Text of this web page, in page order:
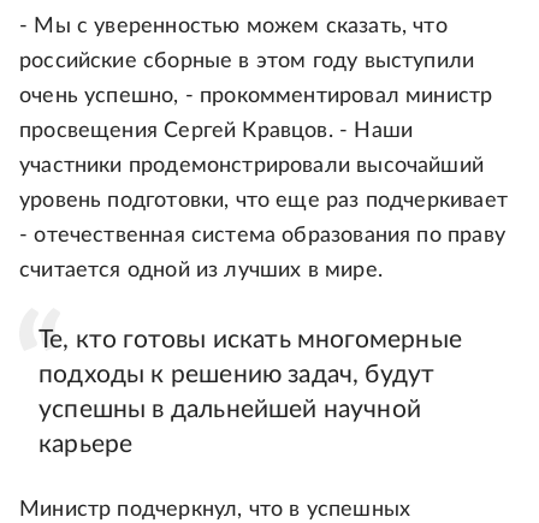
- Мы с уверенностью можем сказать, что
российские сборные в этом году выступили
очень успешно, - прокомментировал министр
просвещения Сергей Кравцов. - Наши
участники продемонстрировали высочайший
уровень подготовки, что еще раз подчеркивает
- отечественная система образования по праву
считается одной из лучших в мире.
Те, кто готовы искать многомерные
подходы к решению задач, будут
успешны в дальнейшей научной
карьере
Министр подчеркнул, что в успешных